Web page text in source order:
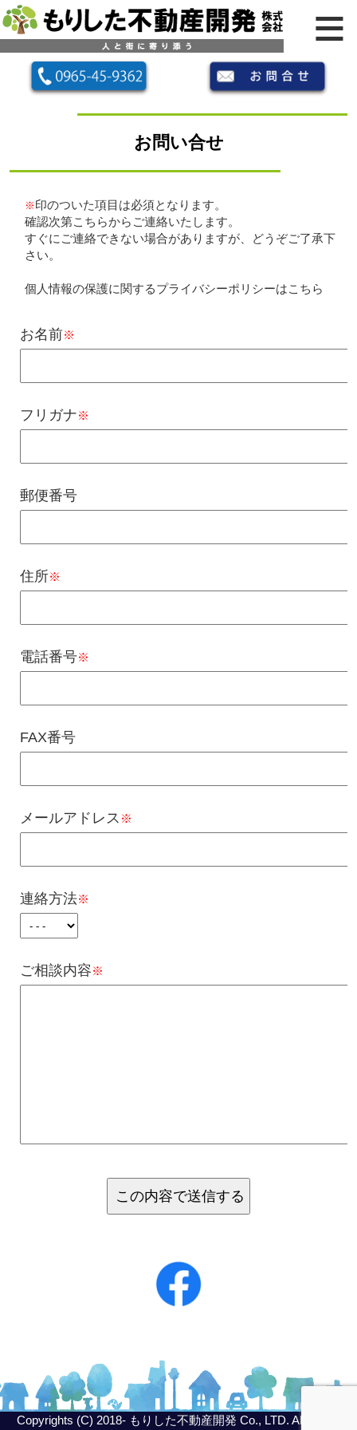
お問い合せ
※ 印のついた項目は必須となります。
確認次第こちらからご連絡いたします。
すぐにご連絡できない場合がありますが、どうぞご了承下
さい。
個人情報の保護に関するプライバシーポリシーはこちら
お名前※
フリガナ※
郵便番号
住所※
電話番号※
FAX番号
メールアドレス ※
連絡方法※
ご相談内容※
Copyrights (C) 2018- もりした不動産開発 Co., LTD. All Rights